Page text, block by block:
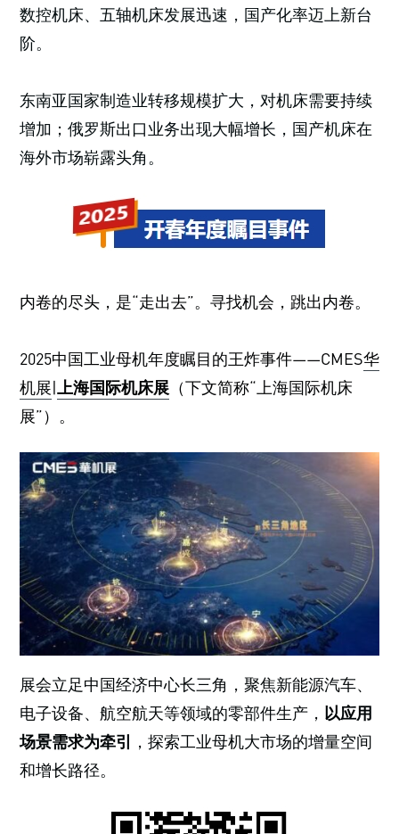
数控机床、五轴机床发展迅速，国产化率迈上新台
阶。
东南亚国家制造业转移规模扩大，对机床需要持续
增加；俄罗斯出口业务出现大幅增长，国产机床在
海外市场崭露头角。
内卷的尽头，是“走出去”。寻找机会，跳出内卷。
2025中国工业母机年度瞩目的王炸事件——CMES华
机展| 上海国际机床展 （下文简称“上海国际机床
展”）。
展会立足中国经济中心长三角，聚焦新能源汽车、
电子设备、航空航天等领域的零部件生产， 以应用
场景需求为牵引 ，探索工业母机大市场的增量空间
和增长路径。